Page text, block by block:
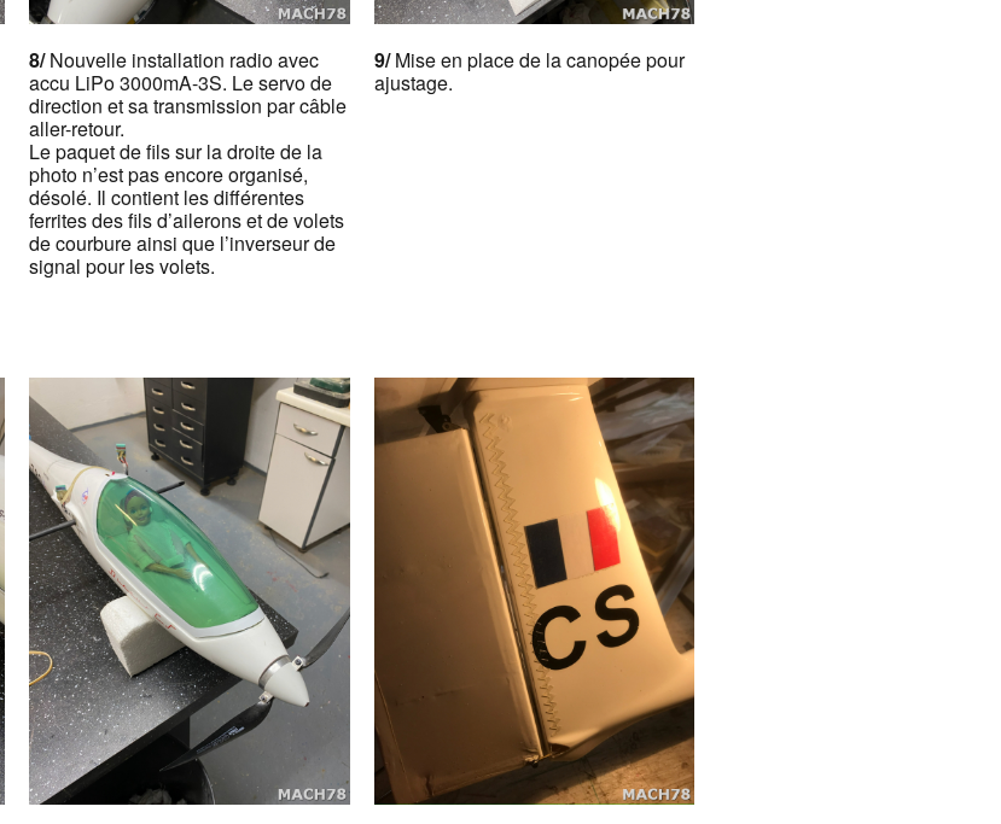
8/Nouvelle installation radio avec
accu LiPo 3000mA-3S. Le servo de
direction et sa transmission par câble
aller-retour.
Le paquet de fils sur la droite de la
photo n’est pas encore organisé,
désolé. Il contient les différentes
ferrites des fils d’ailerons et de volets
de courbure ainsi que l’inverseur de
signal pour les volets.
9/Mise en place de la canopée pour
ajustage.